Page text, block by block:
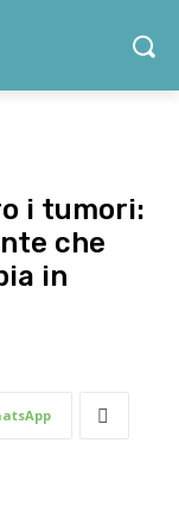
i tumori:
che
in